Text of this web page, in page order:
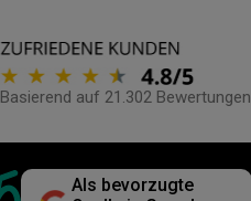
Basierend auf 21.302 Bewertungen
Als bevorzugte